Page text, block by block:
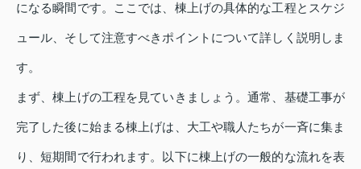
になる瞬間です。ここでは、棟上げの具体的な工程とスケジ
ュール、そして注意すべきポイントについて詳しく説明しま
す。
まず、棟上げの工程を見ていきましょう。通常、基礎工事が
完了した後に始まる棟上げは、大工や職人たちが一斉に集ま
り、短期間で行われます。以下に棟上げの一般的な流れを表